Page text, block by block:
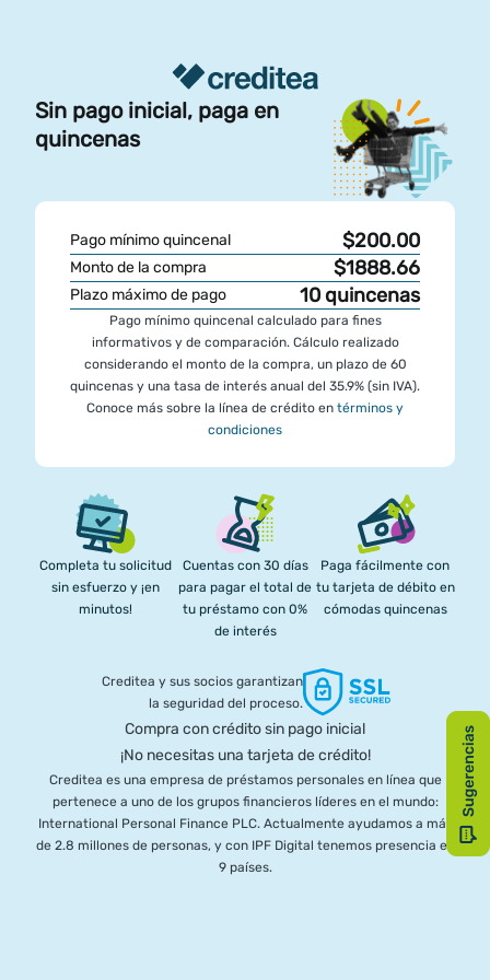
Sin pago inicial, paga en
quincenas
Pago mínimo quincenal $200.00
Monto de la compra $1888.66
Plazo máximo de pago 10 quincenas
Pago mínimo quincenal calculado para fines
informativos y de comparación. Cálculo realizado
considerando el monto de la compra, un plazo de 60
quincenas y una tasa de interés anual del 35.9% (sin IVA).
Conoce más sobre la línea de crédito en términos y
condiciones
Completa tu solicitud
sin esfuerzo y ¡en
minutos!
Cuentas con 30 días
para pagar el total de
tu préstamo con 0%
de interés
Paga fácilmente con
tu tarjeta de débito en
cómodas quincenas
Creditea y sus socios garantizan
la seguridad del proceso.
Compra con crédito sin pago inicial
¡No necesitas una tarjeta de crédito!
Creditea es una empresa de préstamos personales en línea que
pertenece a uno de los grupos financieros líderes en el mundo:
International Personal Finance PLC. Actualmente ayudamos a más
de 2.8 millones de personas, y con IPF Digital tenemos presencia en
9 países.